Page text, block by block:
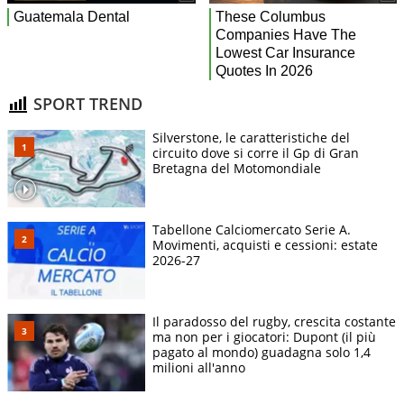
SPORT TREND
Silverstone, le caratteristiche del
circuito dove si corre il Gp di Gran
Bretagna del Motomondiale
Tabellone Calciomercato Serie A.
Movimenti, acquisti e cessioni: estate
2026-27
Il paradosso del rugby, crescita costante
ma non per i giocatori: Dupont (il più
pagato al mondo) guadagna solo 1,4
milioni all'anno